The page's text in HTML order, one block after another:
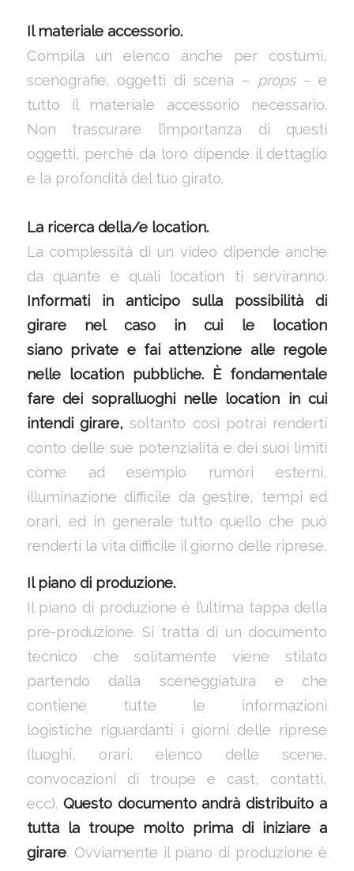
Il materiale accessorio.
Compila un elenco anche per costumi,
scenografie, oggetti di scena –
props– e
tutto il materiale accessorio necessario.
Non trascurare l’importanza di questi
oggetti, perché da loro dipende il dettaglio
e la profondità del tuo girato.
La ricerca della/e location.
La complessità di un video dipende anche
da quante e quali location ti serviranno.
Informati in anticipo sulla possibilità di
girare nel caso in cui le location
siano private e fai attenzione alle regole
nelle location pubbliche. È fondamentale
fare dei sopralluoghi nelle location in cui
intendi girare,soltanto così potrai renderti
conto delle sue potenzialità e dei suoi limiti
come ad esempio rumori esterni,
illuminazione difficile da gestire, tempi ed
orari, ed in generale tutto quello che può
renderti la vita difficile il giorno delle riprese.
Il piano di produzione.
Il piano di produzione è l’ultima tappa della
pre-produzione. Si tratta di un documento
tecnico che solitamente viene stilato
partendo dalla sceneggiatura e che
contiene tutte le informazioni
logistiche riguardanti i giorni delle riprese
(luoghi, orari, elenco delle scene,
convocazioni di troupe e cast, contatti,
ecc). Questo documento andrà distribuito a
tutta la troupe molto prima di iniziare a
girare. Ovviamente il piano di produzione è